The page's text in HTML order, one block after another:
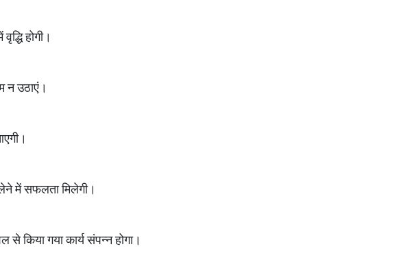
होगी।
न उठाएं।
में सफलता मिलेगी।
किया गया कार्य संपन्न होगा।